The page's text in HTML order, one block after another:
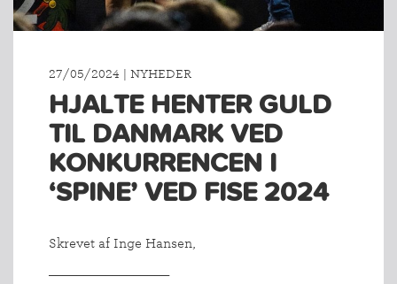
27/05/2024 | NYHEDER
HJALTE HENTER GULD
TIL DANMARK VED
KONKURRENCEN I
‘SPINE’ VED FISE 2024
Skrevet af Inge Hansen,